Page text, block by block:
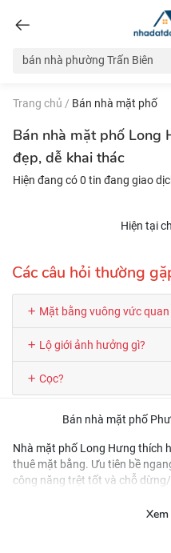
Trang chủ / Bán nhà mặt phố
Bán nhà mặt phố Long
đẹp, dễ khai thác
Hiện đang có 0 tin đang giao
Hiện tại
Các câu hỏi thường
Mặt bằng vuông vức
Lộ giới ảnh hưởng gì?
Cọc?
Bán nhà mặt phố
Nhà mặt phố Long Hưng thích
thuê mặt bằng. Ưu tiên bề
công năng trệt tốt và chỗ